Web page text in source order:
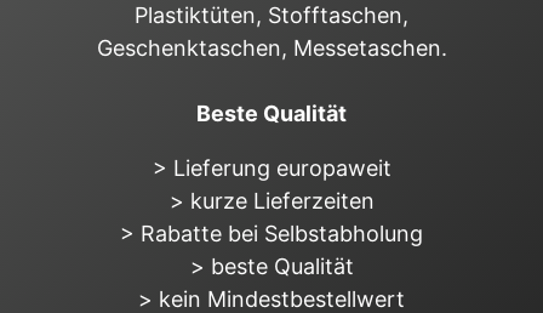
Plastiktüten, Stofftaschen,
Geschenktaschen, Messetaschen.
Beste Qualität
> Lieferung europaweit
> kurze Lieferzeiten
> Rabatte bei Selbstabholung
> beste Qualität
> kein Mindestbestellwert